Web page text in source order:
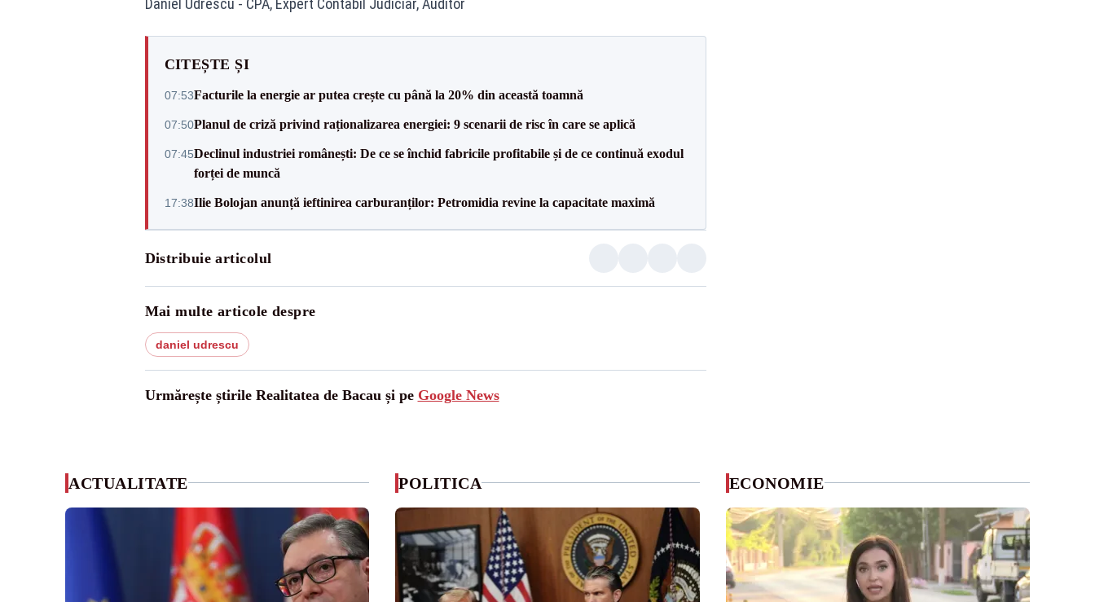
CITEȘTE ȘI
07:53Facturile la energie ar putea crește cu până la 20% din această toamnă
07:50Planul de criză privind raționalizarea energiei: 9 scenarii de risc în care se aplică
07:45Declinul industriei românești: De ce se închid fabricile profitabile și de ce continuă exodul
forței de muncă
17:38Ilie Bolojan anunță ieftinirea carburanților: Petromidia revine la capacitate maximă
Distribuie articolul
Mai multe articole despre
daniel udrescu
Urmărește știrile Realitatea de Bacau și pe Google News
ACTUALITATE POLITICA ECONOMIE